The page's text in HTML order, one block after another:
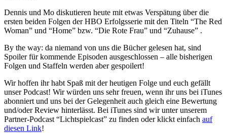
Dennis und Mo diskutieren heute mit etwas Verspätung über die
ersten beiden Folgen der HBO Erfolgsserie mit den Titeln “The Red
Woman” und “Home” bzw. “Die Rote Frau” und “Zuhause” .
By the way: da niemand von uns die Bücher gelesen hat, sind
Spoiler für kommende Episoden ausgeschlossen – alle bisherigen
Folgen und Staffeln werden aber gespoilert!
Wir hoffen ihr habt Spaß mit der heutigen Folge und euch gefällt
unser Podcast! Wir würden uns sehr freuen, wenn ihr uns bei iTunes
abonniert und uns bei der Gelegenheit auch gleich eine Bewertung
und/oder Review hinterlässt. Bei iTunes sind wir unter unserem
Partner-Podcast “Lichtspielcast” zu finden oder klickt einfach auf
diesen Link!